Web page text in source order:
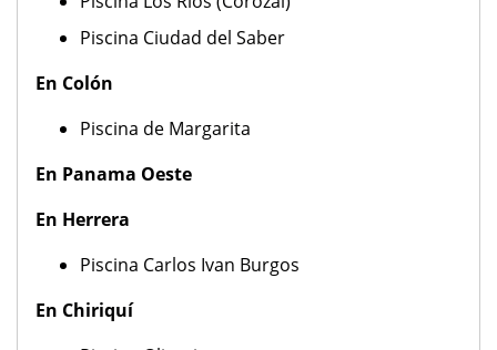
Piscina Ciudad del Saber
En Colón
Piscina de Margarita
En Panama Oeste
En Herrera
Piscina Carlos Ivan Burgos
En Chiriquí